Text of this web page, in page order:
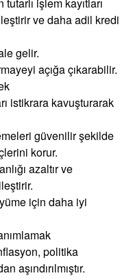
işlem kayıtları
ve daha adil kredi
gelir.
açığa çıkarabilir.
istikrara kavuşturarak
güvenilir şekilde
korur.
azaltır ve
için daha iyi
politika
aşındırılmıştır.